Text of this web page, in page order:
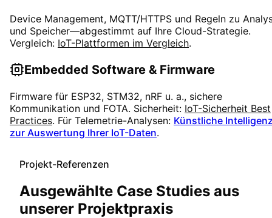
Device Management, MQTT/HTTPS und Regeln zu
und Speicher—abgestimmt auf Ihre Cloud-Strategie.
Vergleich: IoT-Plattformen im Vergleich.
Embedded Software & Firmware
Firmware für ESP32, STM32, nRF u. a., sichere
Kommunikation und FOTA. Sicherheit: IoT-Sicherheit Best
Practices. Für Telemetrie-Analysen: Künstliche
zur Auswertung Ihrer IoT-Daten.
Projekt-Referenzen
Ausgewählte Case Studies aus
unserer Projektpraxis